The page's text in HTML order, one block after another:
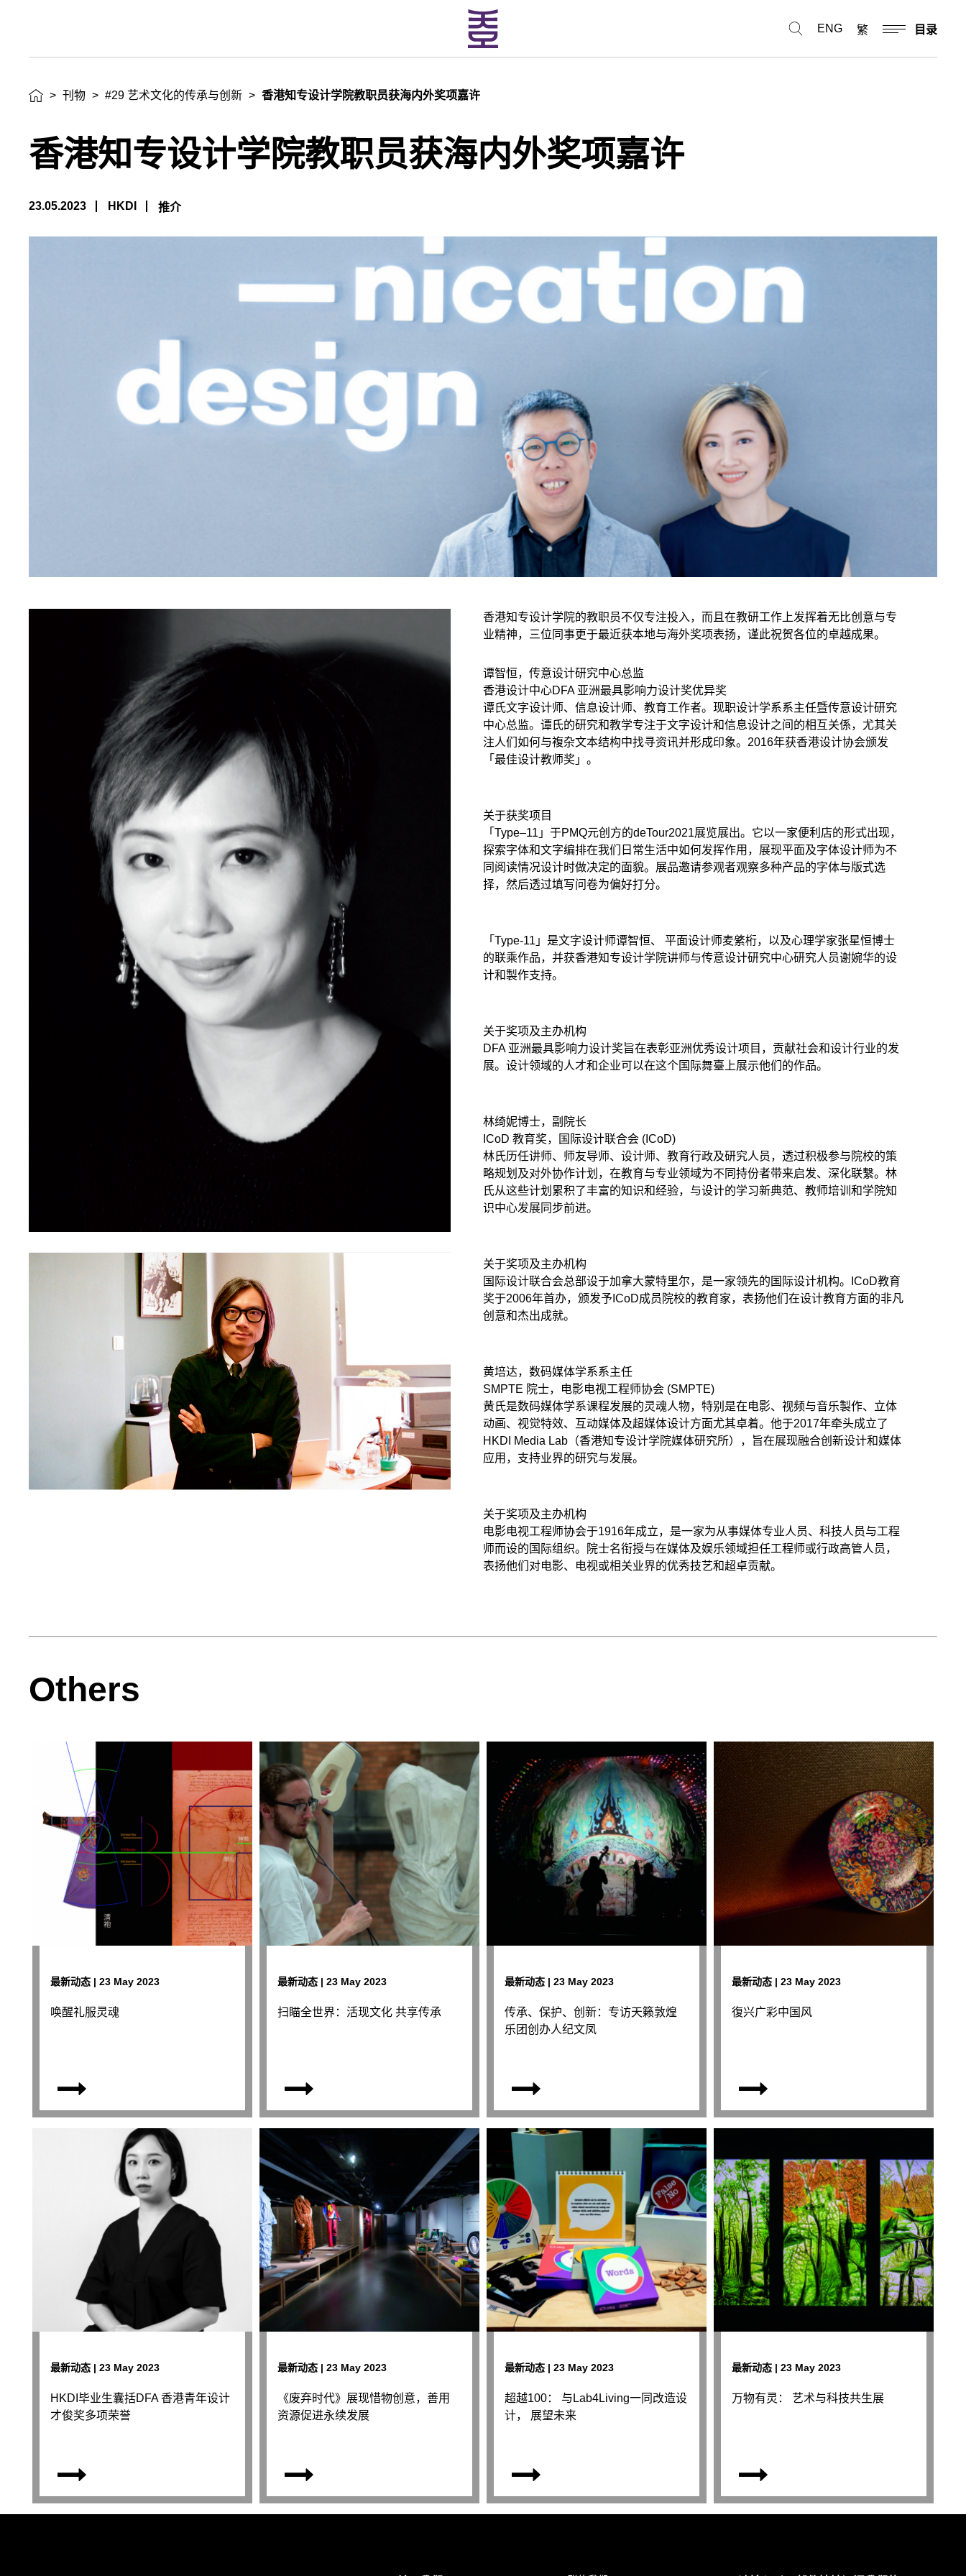
ENG 繁 目录
> 刊物 > #29 艺术文化的传承与创新 > 香港知专设计学院教职员获海内外奖项嘉许
香港知专设计学院教职员获海内外奖项嘉许
23.05.2023 HKDI 推介
香港知专设计学院的教职员不仅专注投入，而且在教研工作上发挥着无比创意与专
业精神，三位同事更于最近获本地与海外奖项表扬，谨此祝贺各位的卓越成果。
谭智恒，传意设计研究中心总监
香港设计中心DFA 亚洲最具影响力设计奖优异奖
谭氏文字设计师、信息设计师、教育工作者。现职设计学系系主任暨传意设计研究
中心总监。谭氏的研究和教学专注于文字设计和信息设计之间的相互关係，尤其关
注人们如何与複杂文本结构中找寻资讯并形成印象。2016年获香港设计协会颁发
「最佳设计教师奖」。
关于获奖项目
「Type–11」于PMQ元创方的deTour2021展览展出。它以一家便利店的形式出现，
探索字体和文字编排在我们日常生活中如何发挥作用，展现平面及字体设计师为不
同阅读情况设计时做决定的面貌。展品邀请参观者观察多种产品的字体与版式选
择，然后透过填写问卷为偏好打分。
「Type-11」是文字设计师谭智恒、 平面设计师麦綮桁，以及心理学家张星恒博士
的联乘作品，并获香港知专设计学院讲师与传意设计研究中心研究人员谢婉华的设
计和製作支持。
关于奖项及主办机构
DFA 亚洲最具影响力设计奖旨在表彰亚洲优秀设计项目，贡献社会和设计行业的发
展。设计领域的人才和企业可以在这个国际舞臺上展示他们的作品。
林绮妮博士，副院长
ICoD 教育奖，国际设计联合会 (ICoD)
林氏历任讲师、师友导师、设计师、教育行政及研究人员，透过积极参与院校的策
略规划及对外协作计划，在教育与专业领域为不同持份者带来启发、深化联繫。林
氏从这些计划累积了丰富的知识和经验，与设计的学习新典范、教师培训和学院知
识中心发展同步前进。
关于奖项及主办机构
国际设计联合会总部设于加拿大蒙特里尔，是一家领先的国际设计机构。ICoD教育
奖于2006年首办，颁发予ICoD成员院校的教育家，表扬他们在设计教育方面的非凡
创意和杰出成就。
黄培达，数码媒体学系系主任
SMPTE 院士，电影电视工程师协会 (SMPTE)
黄氏是数码媒体学系课程发展的灵魂人物，特别是在电影、视频与音乐製作、立体
动画、视觉特效、互动媒体及超媒体设计方面尤其卓着。他于2017年牵头成立了
HKDI Media Lab（香港知专设计学院媒体研究所），旨在展现融合创新设计和媒体
应用，支持业界的研究与发展。
关于奖项及主办机构
电影电视工程师协会于1916年成立，是一家为从事媒体专业人员、科技人员与工程
师而设的国际组织。院士名衔授与在媒体及娱乐领域担任工程师或行政高管人员，
表扬他们对电影、电视或相关业界的优秀技艺和超卓贡献。
Others
最新动态 | 23 May 2023
唤醒礼服灵魂
最新动态 | 23 May 2023
扫瞄全世界：活现文化 共享传承
最新动态 | 23 May 2023
传承、保护、创新：专访天籁敦煌
乐团创办人纪文凤
最新动态 | 23 May 2023
復兴广彩中国风
最新动态 | 23 May 2023
HKDI毕业生囊括DFA 香港青年设计
才俊奖多项荣誉
最新动态 | 23 May 2023
《废弃时代》展现惜物创意，善用
资源促进永续发展
最新动态 | 23 May 2023
超越100： 与Lab4Living一同改造设
计， 展望未来
最新动态 | 23 May 2023
万物有灵： 艺术与科技共生展